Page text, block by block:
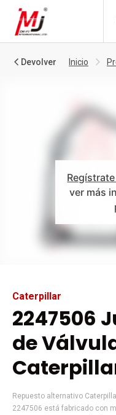
Devolver Inicio
ver más
Caterpillar
2247506
de
Repuesto alternativo
2247506 está fabricado con